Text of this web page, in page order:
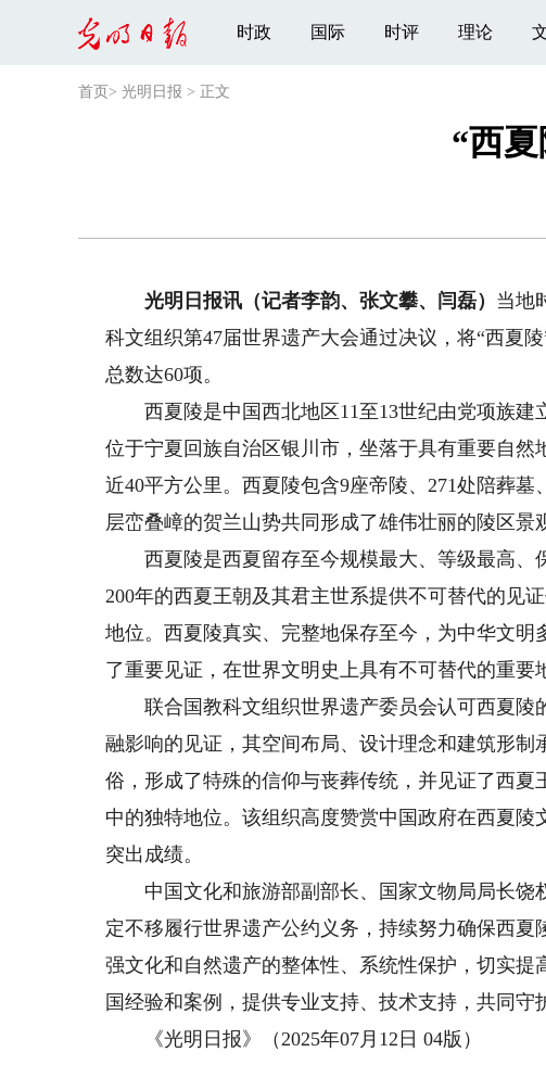
时政 国际 时评 理论
首页 > 光明日报 > 正文
“西
光明日报讯（记者李韵、张文攀、闫磊） 当地
科文组织第47届世界遗产大会通过决议，将“西夏
总数达60项。
西夏陵是中国西北地区11至13世纪由党项族建
位于宁夏回族自治区银川市，坐落于具有重要自
近40平方公里。西夏陵包含9座帝陵、271处陪葬
层峦叠嶂的贺兰山势共同形成了雄伟壮丽的陵区景
西夏陵是西夏留存至今规模最大、等级最高、
200年的西夏王朝及其君主世系提供不可替代的见
地位。西夏陵真实、完整地保存至今，为中华文
了重要见证，在世界文明史上具有不可替代的重要
联合国教科文组织世界遗产委员会认可西夏陵
融影响的见证，其空间布局、设计理念和建筑形
俗，形成了特殊的信仰与丧葬传统，并见证了西
中的独特地位。该组织高度赞赏中国政府在西夏
突出成绩。
中国文化和旅游部副部长、国家文物局局长饶
定不移履行世界遗产公约义务，持续努力确保西
强文化和自然遗产的整体性、系统性保护，切实
国经验和案例，提供专业支持、技术支持，共同守
《光明日报》（2025年07月12日 04版）